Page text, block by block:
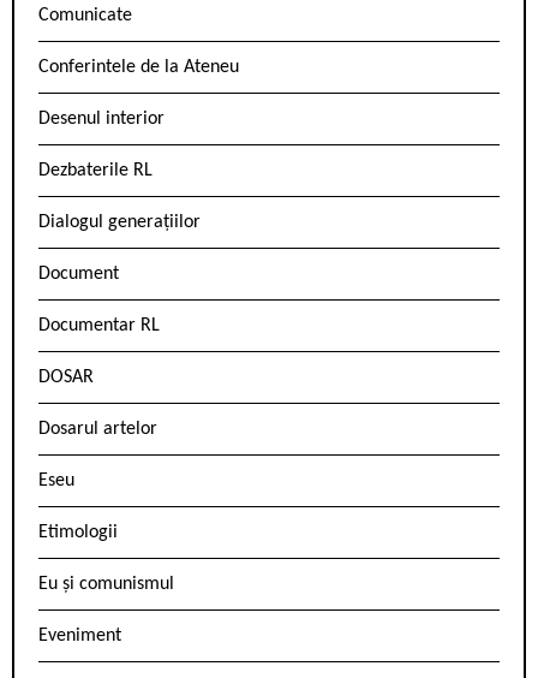
Comunicate
Conferintele de la Ateneu
Desenul interior
Dezbaterile RL
Dialogul generațiilor
Document
Documentar RL
DOSAR
Dosarul artelor
Eseu
Etimologii
Eu și comunismul
Eveniment